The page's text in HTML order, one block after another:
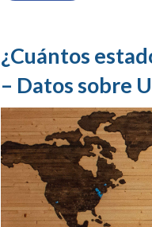
¿Cuántos
– Datos sobre